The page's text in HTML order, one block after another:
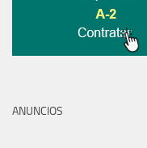
ANUNCIOS